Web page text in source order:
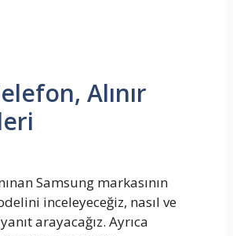
Alınır
Samsung markasının
inceleyeceğiz, nasıl ve
arayacağız. Ayrıca